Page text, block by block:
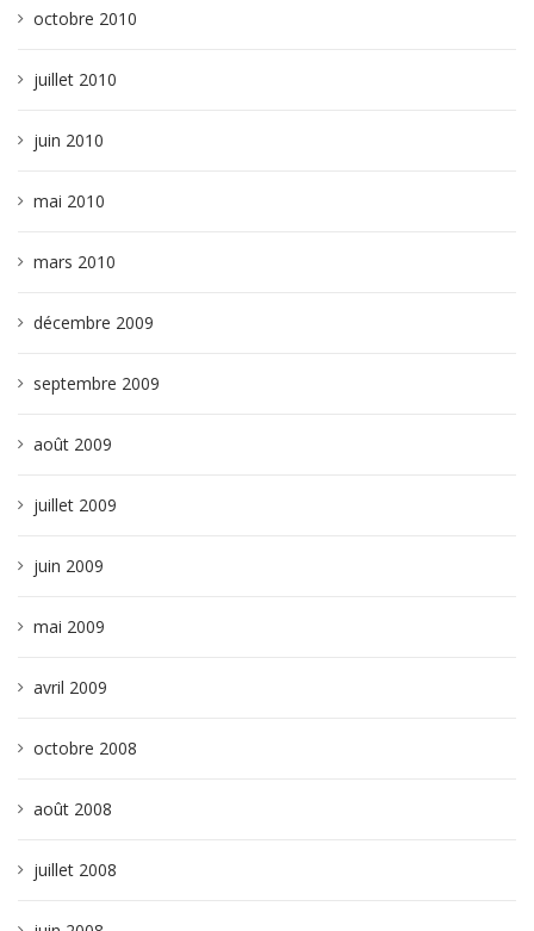
octobre 2010
juillet 2010
juin 2010
mai 2010
mars 2010
décembre 2009
septembre 2009
août 2009
juillet 2009
juin 2009
mai 2009
avril 2009
octobre 2008
août 2008
juillet 2008